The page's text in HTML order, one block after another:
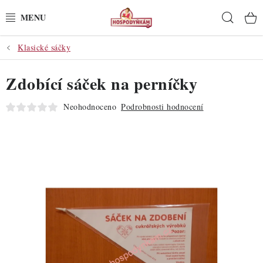
na
POTŘEBY
POMŮCKY
SUROVINY
Klasické sáčky
Zdobící sáček na perníčky
Neohodnoceno Podrobnosti hodnocení